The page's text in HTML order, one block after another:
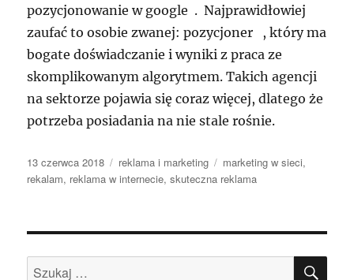
pozycjonowanie w google . Najprawidłowiej
zaufać to osobie zwanej: pozycjoner , który ma
bogate doświadczanie i wyniki z praca ze
skomplikowanym algorytmem. Takich agencji
na sektorze pojawia się coraz więcej, dlatego że
potrzeba posiadania na nie stale rośnie.
Data
publikacji
13 czerwca 2018 Kategorie
reklama i marketing Tagi
marketing w sieci,
rekalam, reklama w internecie,skuteczna reklama
Szukaj: